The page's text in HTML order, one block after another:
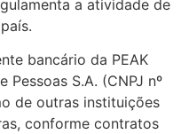
a atividade de
bancário da PEAK
S.A. (CNPJ nº
de outras instituições
conforme contratos